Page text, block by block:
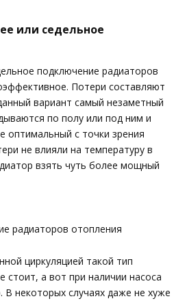
или седельное
подключение радиаторов
Потери составляют
вариант самый незаметный
по полу или под ним и
оптимальный с точки зрения
не влияли на температуру в
взять чуть более мощный
радиаторов отопления
циркуляцией такой тип
стоит, а вот при наличии насоса
В некоторых случаях даже не хуже